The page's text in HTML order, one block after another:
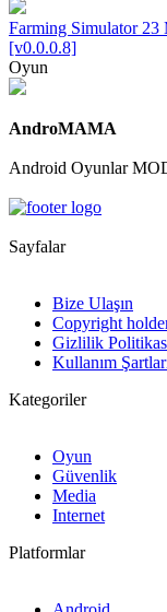
Farming Simulator
[v0.0.0.8]
Oyun
AndroMAMA
Android Oyunlar
Sayfalar
Bize Ulaşın
Copyright
Gizlilik
Kullanım
Kategoriler
Oyun
Güvenlik
Media
Internet
Platformlar